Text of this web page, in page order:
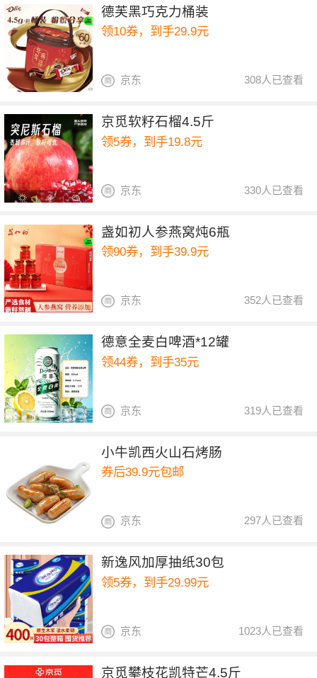
德芙黑巧克力桶装
领10券，到手29.9元
308人已查看
京东
京觅软籽石榴4.5斤
领5券，到手19.8元
330人已查看
京东
盏如初人参燕窝炖6瓶
领90券，到手39.9元
352人已查看
京东
德意全麦白啤酒*12罐
领44券，到手35元
319人已查看
京东
小牛凯西火山石烤肠
券后39.9元包邮
297人已查看
京东
新逸风加厚抽纸30包
领5券，到手29.99元
1023人已查看
京东
京觅攀枝花凯特芒4.5斤